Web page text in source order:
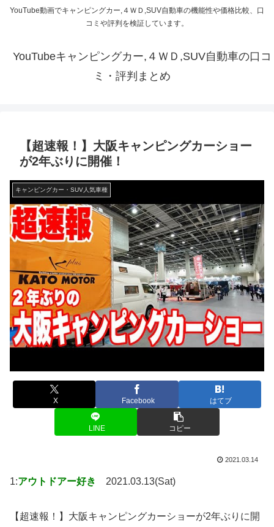
YouTube動画でキャンピングカー,４ＷＤ,SUV自動車の機能性や価格比較、口
コミや評判を検証しています。
YouTubeキャンピングカー,４ＷＤ,SUV自動車の口コ
ミ・評判まとめ
【超速報！】大阪キャンピングカーショー
が2年ぶりに開催！
キャンピングカー・SUV人気車種
X Facebook はてブ
LINE コピー
2021.03.14
1:アウトドアー好き 2021.03.13(Sat)
【超速報！】大阪キャンピングカーショーが2年ぶりに開